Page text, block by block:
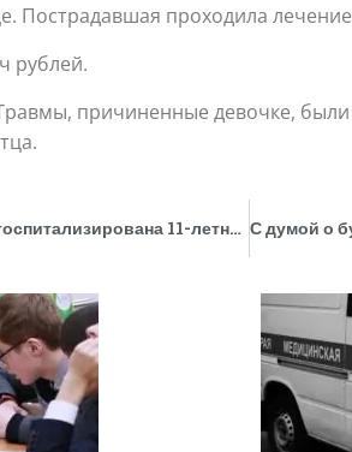
Пострадавшая проходила
рублей.
причиненные девочке,
В Томске после нападения домашнего алабая госпитализирована 11-летняя школьница. Возбуждено уголовное дело